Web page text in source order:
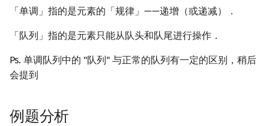
Code::Blocks
排序应用
DP 优化
后缀树
回文树
序列自动机
卢卡斯定理
普通生成函数
图论计数
线性规划
概率论
博弈论
最小环
欧拉图
哈密顿图
Garsia–Wachs 算法
Kahan 求和
珂朵莉树/颜色段均摊
「单调」指的是元素的「规律」——递增（或递减）．
「队列」指的是元素只能从队头和队尾进行操作．
Ps. 单调队列中的 "队列" 与正常的队列有一定的区别，稍后
会提到
例题分析